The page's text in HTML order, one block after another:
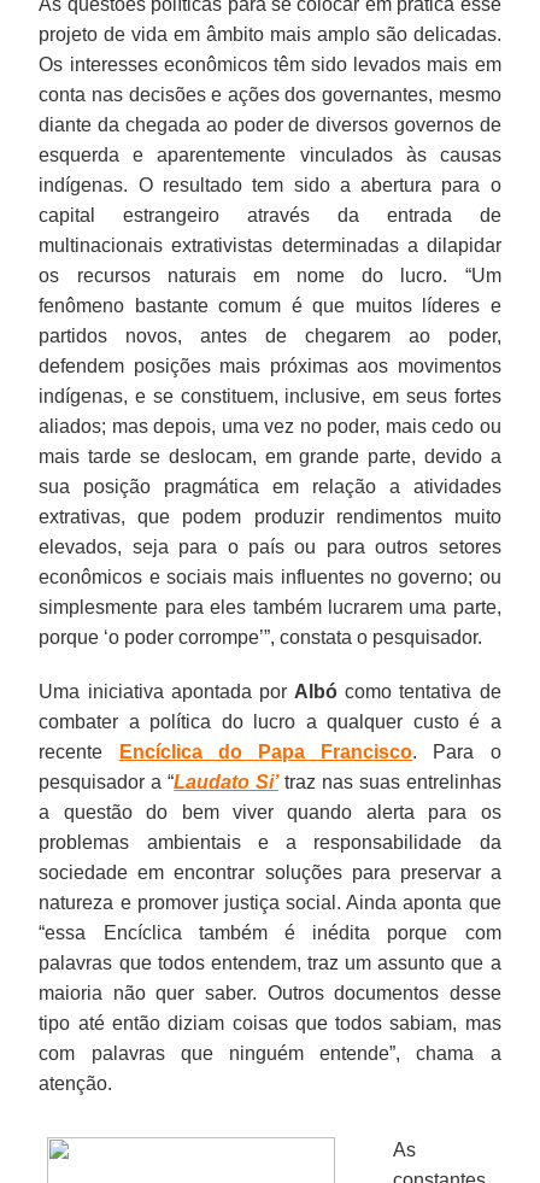
projeto de vida em âmbito mais amplo são delicadas.
Os interesses econômicos têm sido levados mais em
conta nas decisões e ações dos governantes, mesmo
diante da chegada ao poder de diversos governos de
esquerda e aparentemente vinculados às causas
indígenas. O resultado tem sido a abertura para o
capital estrangeiro através da entrada de
multinacionais extrativistas determinadas a dilapidar
os recursos naturais em nome do lucro. “Um
fenômeno bastante comum é que muitos líderes e
partidos novos, antes de chegarem ao poder,
defendem posições mais próximas aos movimentos
indígenas, e se constituem, inclusive, em seus fortes
aliados; mas depois, uma vez no poder, mais cedo ou
mais tarde se deslocam, em grande parte, devido a
sua posição pragmática em relação a atividades
extrativas, que podem produzir rendimentos muito
elevados, seja para o país ou para outros setores
econômicos e sociais mais influentes no governo; ou
simplesmente para eles também lucrarem uma parte,
porque ‘o poder corrompe’”, constata o pesquisador.
Uma iniciativa apontada por Albócomo tentativa de
combater a política do lucro a qualquer custo é a
recente
Encíclica do Papa Francisco. Para o
pesquisador a “Laudato Si’traz nas suas entrelinhas
a questão do bem viver quando alerta para os
problemas ambientais e a responsabilidade da
sociedade em encontrar soluções para preservar a
natureza e promover justiça social. Ainda aponta que
“essa Encíclica também é inédita porque com
palavras que todos entendem, traz um assunto que a
maioria não quer saber. Outros documentos desse
tipo até então diziam coisas que todos sabiam, mas
com palavras que ninguém entende”, chama a
atenção.
As